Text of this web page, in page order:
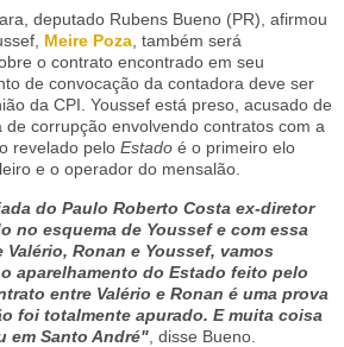
deputado Rubens Bueno (PR), afirmou
Meire Poza , também será
o contrato encontrado em seu
de convocação da contadora deve ser
da CPI. Youssef está preso, acusado de
corrupção envolvendo contratos com a
revelado pelo Estado é o primeiro elo
e o operador do mensalão.
do Paulo Roberto Costa ex-diretor
no esquema de Youssef e com essa
Ronan e Youssef, vamos
aparelhamento do Estado feito pelo
entre Valério e Ronan é uma prova
foi totalmente apurado. E muita coisa
em Santo André" , disse Bueno.